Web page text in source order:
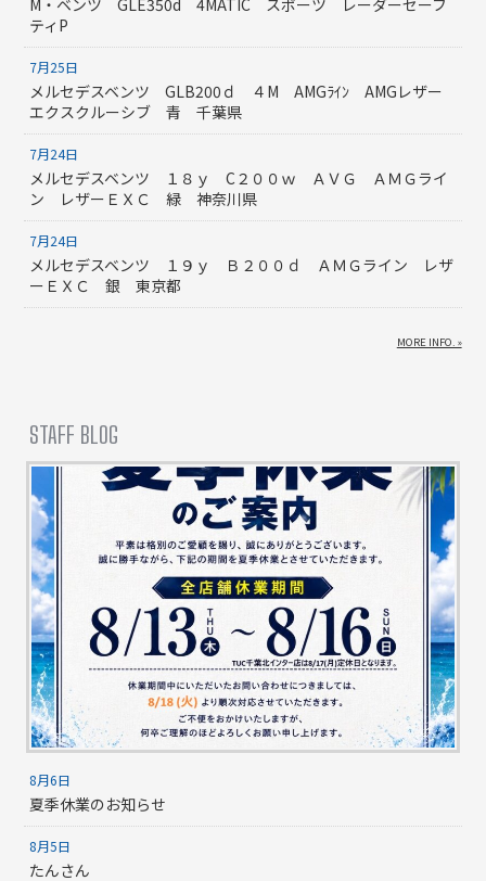
ティP
7月25日
メルセデスベンツ GLB200ｄ ４M AMGﾗｲﾝ AMGレザー
エクスクルーシブ 青 千葉県
7月24日
メルセデスベンツ １８ｙ C２００ｗ ＡＶＧ ＡＭＧライ
ン レザーＥＸＣ 緑 神奈川県
7月24日
メルセデスベンツ １９ｙ Ｂ２００ｄ ＡＭＧライン レザ
ーＥＸＣ 銀 東京都
MORE INFO. »
STAFF BLOG
8月6日
夏季休業のお知らせ
8月5日
たんさん